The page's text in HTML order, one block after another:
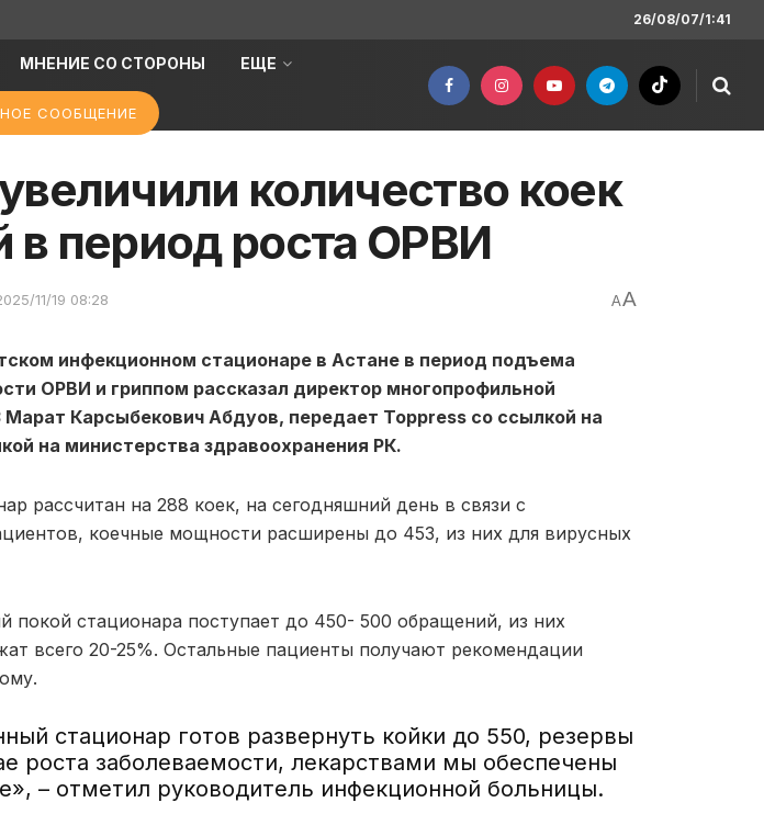
26/08/07/1:41
МНЕНИЕ СО СТОРОНЫ ЕЩЕ
СООБЩЕНИЕ
количество коек
в период роста ОРВИ
11/19 08:28 AA
инфекционном стационаре в Астане в период подъема
ОРВИ и гриппом рассказал директор многопрофильной
Карсыбекович Абдуов, передает Toppress со ссылкой на
на министерства здравоохранения РК.
рассчитан на 288 коек, на сегодняшний день в связи с
коечные мощности расширены до 453, из них для вирусных
покой стационара поступает до 450- 500 обращений, из них
всего 20-25%. Остальные пациенты получают рекомендации
стационар готов развернуть койки до 550, резервы
роста заболеваемости, лекарствами мы обеспечены
– отметил руководитель инфекционной больницы.